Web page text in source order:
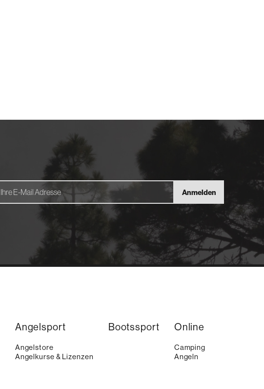
Anmelden
Angelsport
Angelstore
Angelkurse & Lizenzen
Bootssport Online
Camping
Angeln